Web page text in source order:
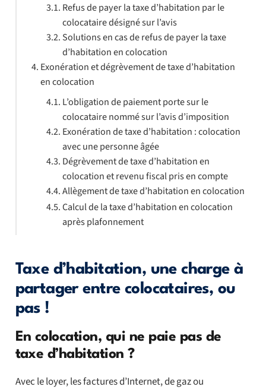
Taxe d’habitation, une charge à
partager entre colocataires, ou
pas !
En colocation, qui ne paie pas de
taxe d’habitation ?
Avec le loyer, les factures d’Internet, de gaz ou
Refus de payer la taxe d’habitation par le
colocataire désigné sur l’avis
Solutions en cas de refus de payer la taxe
d’habitation en colocation
Exonération et dégrèvement de taxe d’habitation
en colocation
L’obligation de paiement porte sur le
colocataire nommé sur l’avis d’imposition
Exonération de taxe d’habitation : colocation
avec une personne âgée
Dégrèvement de taxe d’habitation en
colocation et revenu fiscal pris en compte
Allègement de taxe d’habitation en colocation
Calcul de la taxe d’habitation en colocation
après plafonnement